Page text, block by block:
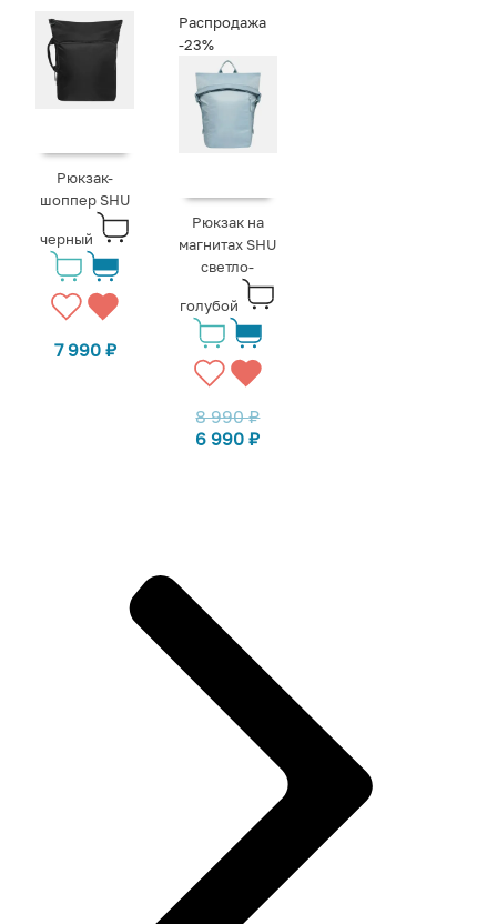
Рюкзак-
шоппер SHU
черный
7 990 ₽
Распродажа
-23%
Рюкзак на
магнитах SHU
светло-
голубой
8 990₽
6 990₽